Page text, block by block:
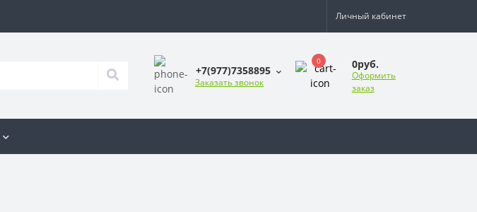
Личный кабинет
+7(977)7358895
Заказать звонок
0 0руб.
Оформить
заказ